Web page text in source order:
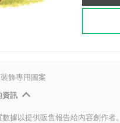
飾專用圖案
資訊
據以提供販售報告給內容創作者。